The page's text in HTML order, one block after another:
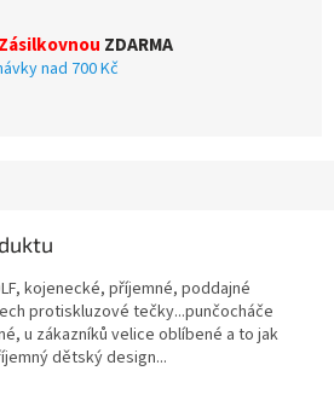
Zásilkovnou ZDARMA
nad 700 Kč
kojenecké, příjemné, poddajné
protiskluzové tečky...punčocháče
u zákazníků velice oblíbené a to jak
dětský design...